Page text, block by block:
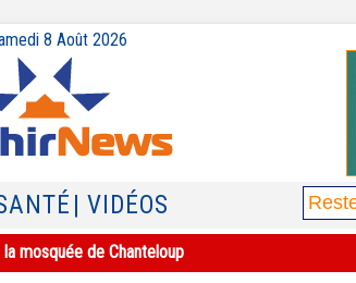
8 Août 2026
SANTÉ | VIDÉOS
mosquée de Chanteloup